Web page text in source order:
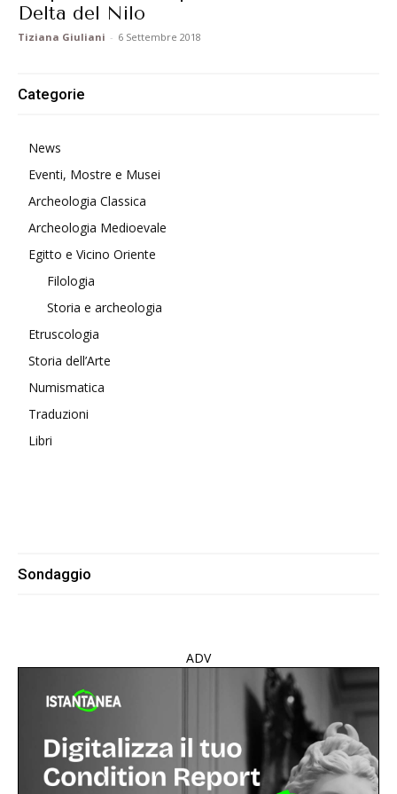
Delta del Nilo
Tiziana Giuliani - 6 Settembre 2018
Categorie
News
Eventi, Mostre e Musei
Archeologia Classica
Archeologia Medioevale
Egitto e Vicino Oriente
Filologia
Storia e archeologia
Etruscologia
Storia dell’Arte
Numismatica
Traduzioni
Libri
Sondaggio
ADV